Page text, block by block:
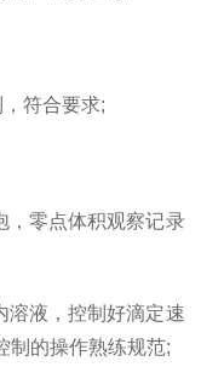
符合要求;
，零点体积观察记录
溶液，控制好滴定速
制的操作熟练规范;